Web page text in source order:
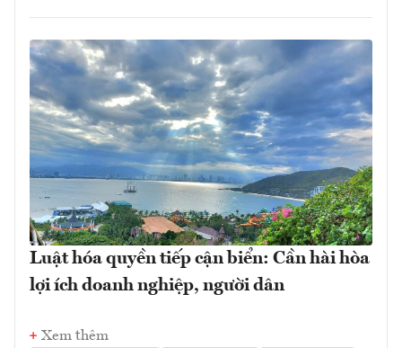
Luật hóa quyền tiếp cận biển: Cần hài hòa
lợi ích doanh nghiệp, người dân
Xem thêm